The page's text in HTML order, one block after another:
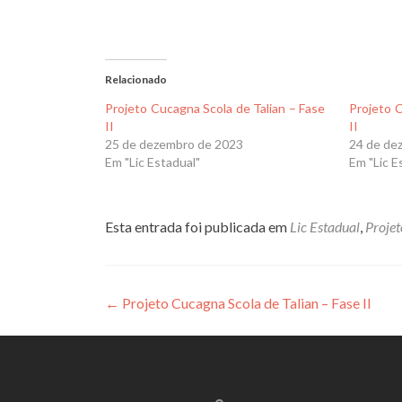
Relacionado
Projeto Cucagna Scola de Talian – Fase
II
25 de dezembro de 2023
Em "Lic Estadual"
Projeto
II
24 de
Em "Lic
Esta entrada foi publicada em Lic Estadual,
Navegação
de
← Projeto Cucagna Scola de Talian – Fase II